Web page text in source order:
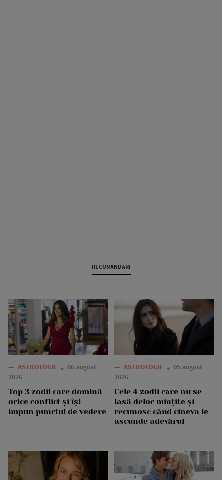
RECOMANDARI
— ASTROLOGIE
06 august
2026
Top 3 zodii care domină
orice conflict și își
impun punctul de vedere
— ASTROLOGIE
05 august
2026
Cele 4 zodii care nu se
lasă deloc mințite și
recunosc când cineva le
ascunde adevărul